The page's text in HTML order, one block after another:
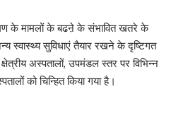
के मामलों के बढऩे के संभावित खतरे के
स्वास्थ्य सुविधाएं तैयार रखने के दृष्टिगत
अस्पतालों, उपमंडल स्तर पर विभिन्न
को चिन्हित किया गया है।